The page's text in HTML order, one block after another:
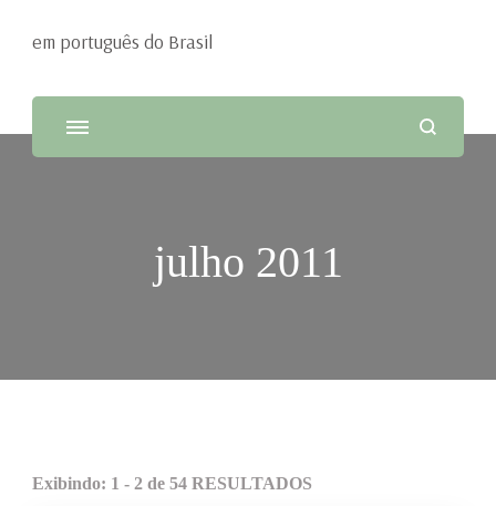
em português do Brasil
julho 2011
Exibindo: 1 - 2 de 54 RESULTADOS